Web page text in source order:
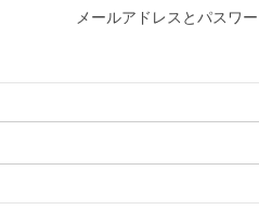
メールアドレスとパスワ